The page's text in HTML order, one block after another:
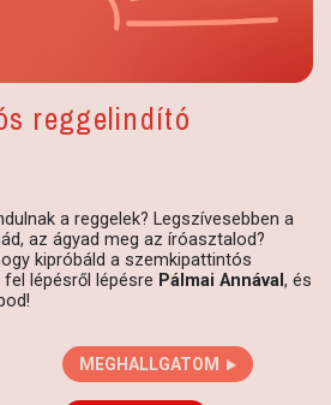
reggelindító
a reggelek? Legszívesebben a
az ágyad meg az íróasztalod?
kipróbáld a szemkipattintós
lépésről lépésre Pálmai Annával , és
MEGHALLGATOM